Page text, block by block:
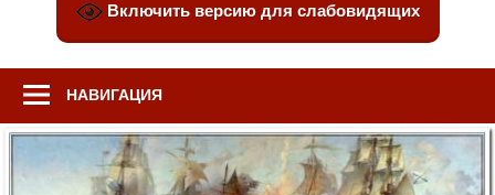
Включить версию для слабовидящих
НАВИГАЦИЯ